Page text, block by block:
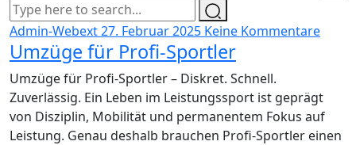
Admin-Webext27. Februar 2025 Keine Kommentare
Umzüge für Profi-Sportler
Umzüge für Profi-Sportler – Diskret. Schnell.
Zuverlässig. Ein Leben im Leistungssport ist geprägt
von Disziplin, Mobilität und permanentem Fokus auf
Leistung. Genau deshalb brauchen Profi-Sportler einen